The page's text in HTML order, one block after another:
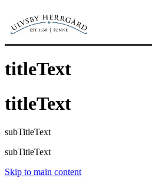
Svenska
titleText
titleText
subTitleText
subTitleText
Skip to main content